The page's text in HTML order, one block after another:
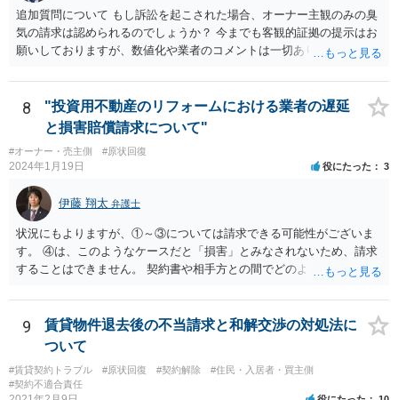
追加質問について もし訴訟を起こされた場合、オーナー主観のみの臭
気の請求は認められるのでしょうか？ 今までも客観的証拠の提示はお
願いしておりますが、数値化や業者のコメントは一切ありません。こ
観のみの臭気の請求は認められず、オーナーの請求が認められるため
には、客観的な証拠が必要です。訴訟を提起されたとしても、オーナ
ーの請求が認容される可能性は小さいと思います。
8
"投資用不動産のリフォームにおける業者の遅延
と損害賠償請求について"
#オーナー・売主側 #原状回復
2024年1月19日 役にたった 3
伊藤 翔太 弁護士
状況にもよりますが、①～③については請求できる可能性がございま
す。 ④は、このようなケースだと「損害」とみなされないため、請求
することはできません。 契約書や相手方との間でどのようなやりとり
わってくるかと思いますので、一度お近くの法律事務所に相談された
ほうがよろしいかと思います。
9
賃貸物件退去後の不当請求と和解交渉の対処法に
ついて
#賃貸契約トラブル #原状回復 #契約解除
#住民・入居者・買主側
#契約不適合責任